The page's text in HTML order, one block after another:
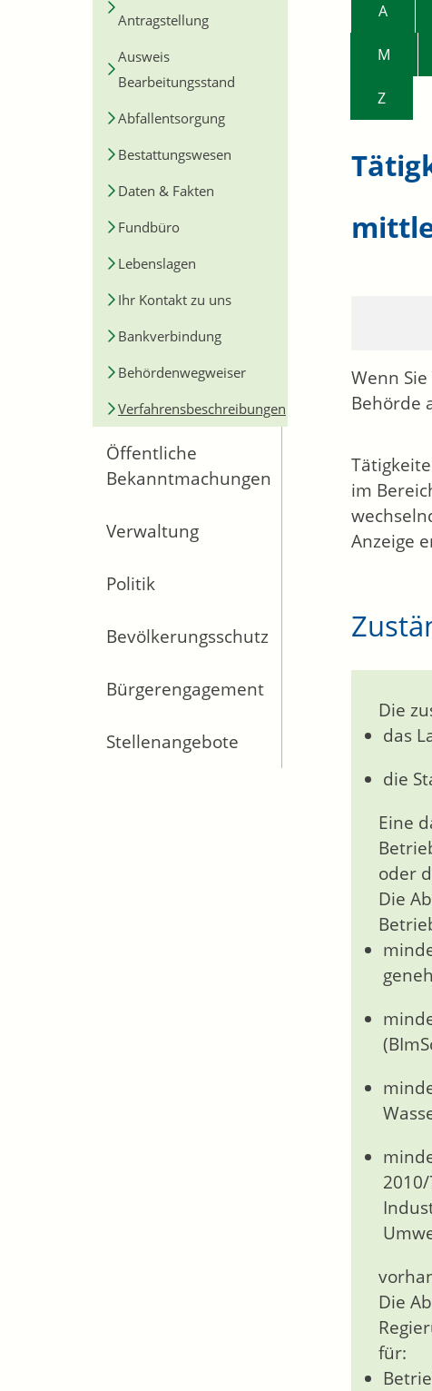
Antragstellung
Ausweis
Bearbeitungsstand
Abfallentsorgung
Bestattungswesen
Daten & Fakten
Fundbüro
Lebenslagen
Ihr Kontakt zu uns
Bankverbindung
Behördenwegweiser
Verfahrensbeschreibungen
Öffentliche
Bekanntmachungen
Verwaltung
Politik
Bevölkerungsschutz
Bürgerengagement
Stellenangebote
A
M
Z
Wenn
Behörde
im
Anzeige
Die
das
die
Eine
oder
Die
Die
für: